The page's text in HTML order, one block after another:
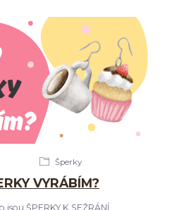
Šperky
VYRÁBÍM?
jsou ŠPERKY K SEŽRÁNÍ